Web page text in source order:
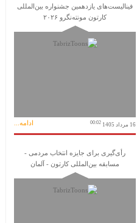
فینالیست‌های یازدهمین جشنواره بین‌المللی
کارتون مونته‌نگرو ۲۰۲۶
16 مرداد 1405 00:02 ادامه...
رأی‌گیری برای جایزه انتخاب مردمی -
مسابقه بین‌المللی کارتون - آلمان